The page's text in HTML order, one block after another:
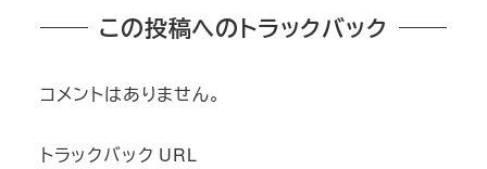
この投稿へのトラックバック
コメントはありません。
トラックバック URL